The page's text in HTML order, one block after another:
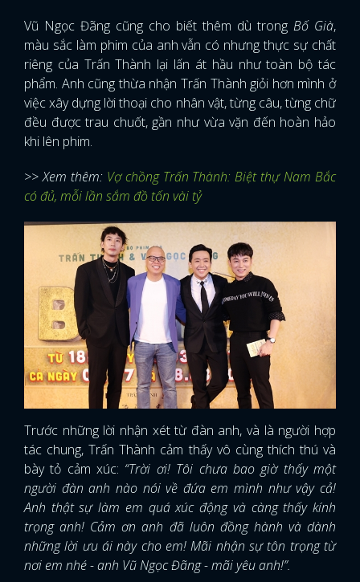
Vũ Ngọc Đãng cũng cho biết thêm dù trong Bố Già,
màu sắc làm phim của anh vẫn có nhưng thực sự chất
riêng của Trấn Thành lại lấn át hầu như toàn bộ tác
phẩm. Anh cũng thừa nhận Trấn Thành giỏi hơn mình ở
việc xây dựng lời thoại cho nhân vật, từng câu, từng chữ
đều được trau chuốt, gần như vừa vặn đến hoàn hảo
khi lên phim.
>> Xem thêm: Vợ chồng Trấn Thành: Biệt thự Nam Bắc
có đủ, mỗi lần sắm đồ tốn vài tỷ
Trước những lời nhận xét từ đàn anh, và là người hợp
tác chung, Trấn Thành cảm thấy vô cùng thích thú và
bày tỏ cảm xúc: “Trời ơi! Tôi chưa bao giờ thấy một
người đàn anh nào nói về đứa em mình như vậy cả!
Anh thật sự làm em quá xúc động và càng thấy kính
trọng anh! Cảm ơn anh đã luôn đồng hành và dành
những lời ưu ái này cho em! Mãi nhận sự tôn trọng từ
nơi em nhé - anh Vũ Ngọc Đãng - mãi yêu anh!”.